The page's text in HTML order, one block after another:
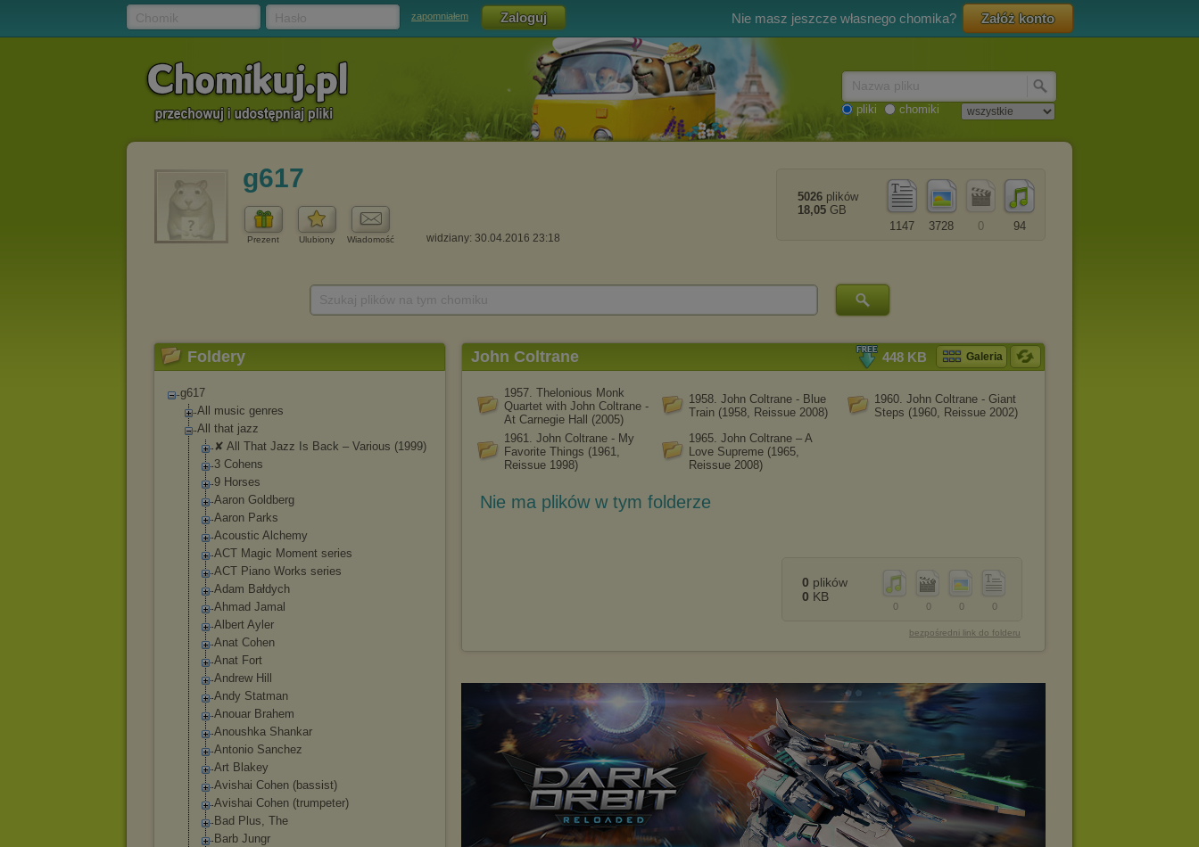
zapomniałem Nie masz jeszcze własnego chomika? Załóż konto
pliki chomiki
g617
Prezent Ulubiony Wiadomość widziany: 30.04.2016 23:18
94
0
3728
1147
5026 plików
18,05 GB
Foldery
g617
All music genres
All that jazz
✘ All That Jazz Is Back ‎– Various (1999)
3 Cohens
9 Horses
Aaron Goldberg
Aaron Parks
Acoustic Alchemy
ACT Magic Moment series
ACT Piano Works series
Adam Bałdych
Ahmad Jamal
Albert Ayler
Anat Cohen
Anat Fort
Andrew Hill
Andy Statman
Anouar Brahem
Anoushka Shankar
Antonio Sanchez
Art Blakey
Avishai Cohen (bassist)
Avishai Cohen (trumpeter)
Bad Plus, The
Barb Jungr
John Coltrane 448 KB Galeria
1957. Thelonious Monk
Quartet with John Coltrane -
At Carnegie Hall (2005)
1958. John Coltrane - Blue
Train (1958, Reissue 2008)
1960. John Coltrane - Giant
Steps (1960, Reissue 2002)
1961. John Coltrane - My
Favorite Things (1961,
Reissue 1998)
1965. John Coltrane ‎– A
Love Supreme (1965,
Reissue 2008)
Nie ma plików w tym folderze
0
0
0
0
0 plików
0 KB
bezpośredni link do folderu